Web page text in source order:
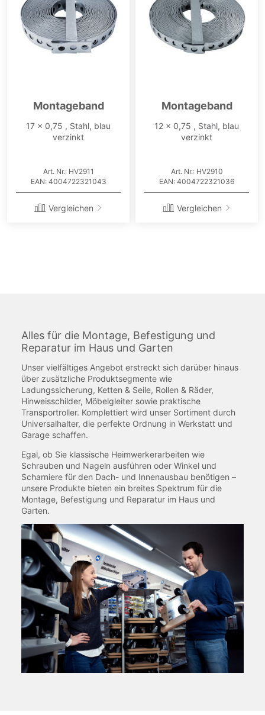
Montageband
17 x 0,75 , Stahl, blau
verzinkt
Art. Nr.: HV2911
EAN: 4004722321043
Vergleichen
Montageband
12 x 0,75 , Stahl, blau
verzinkt
Art. Nr.: HV2910
EAN: 4004722321036
Vergleichen
Alles für die Montage, Befestigung und
Reparatur im Haus und Garten
Unser vielfältiges Angebot erstreckt sich darüber hinaus
über zusätzliche Produktsegmente wie
Ladungssicherung, Ketten & Seile, Rollen & Räder,
Hinweisschilder, Möbelgleiter sowie praktische
Transportroller. Komplettiert wird unser Sortiment durch
Universalhalter, die perfekte Ordnung in Werkstatt und
Garage schaffen.
Egal, ob Sie klassische Heimwerkerarbeiten wie
Schrauben und Nageln ausführen oder Winkel und
Scharniere für den Dach- und Innenausbau benötigen –
unsere Produkte bieten ein breites Spektrum für die
Montage, Befestigung und Reparatur im Haus und
Garten.